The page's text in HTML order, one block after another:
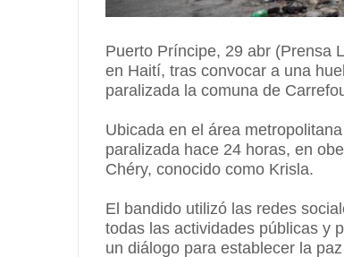
Puerto Príncipe, 29 abr (Prensa
en Haití, tras convocar a una
paralizada la comuna de
Ubicada en el área
paralizada hace 24 horas, en
Chéry, conocido como Krisla.
El bandido utilizó las redes
todas las actividades públicas y
un diálogo para establecer la